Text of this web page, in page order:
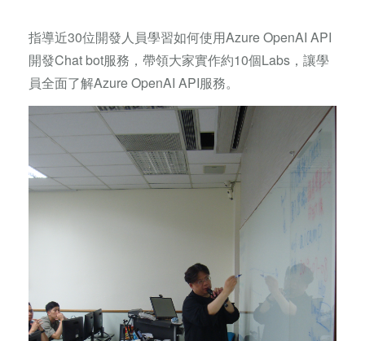
指導近30位開發人員學習如何使用Azure OpenAI API
開發Chat bot服務，帶領大家實作約10個Labs，讓學
員全面了解Azure OpenAI API服務。